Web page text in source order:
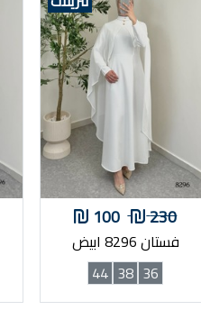
230
100
فستان 8296 ابيض
36
38
44